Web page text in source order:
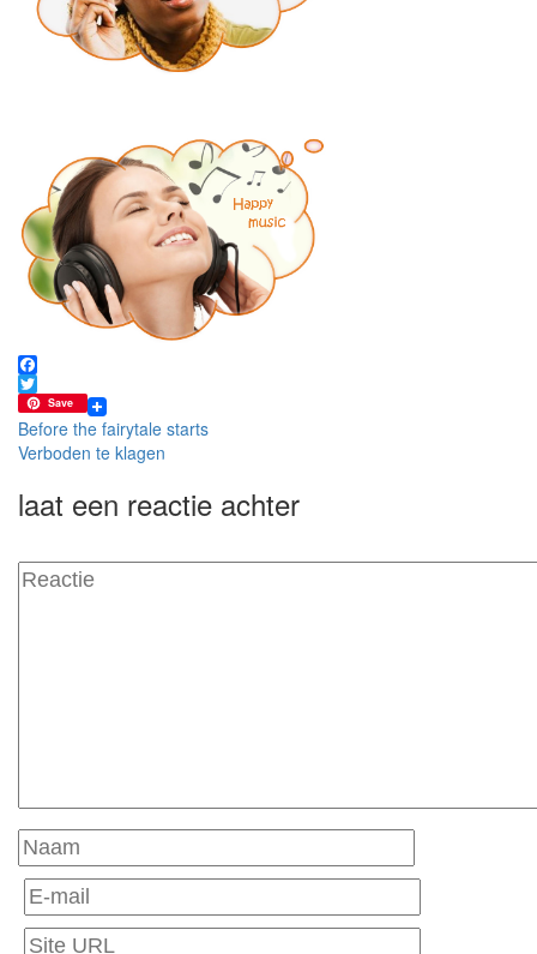
Facebook
Twitter
Save
Bericht
navigatie
Before the fairytale starts
Verboden te klagen
laat een reactie achter